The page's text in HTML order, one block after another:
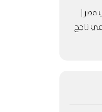
مصر|
ناجح